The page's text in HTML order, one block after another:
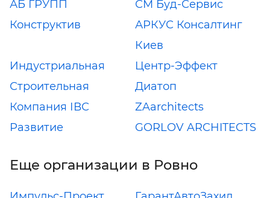
АБ ГРУПП
СМ Буд-Сервис
Конструктив
АРКУС Консалтинг
Киев
Индустриальная
Строительная
Компания ІВС
Центр-Эффект
Диатоп
ZAarchitects
Развитие
GORLOV ARCHITECTS
Еще организации в Ровно